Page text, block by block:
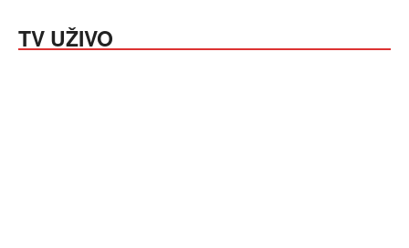
TV UŽIVO